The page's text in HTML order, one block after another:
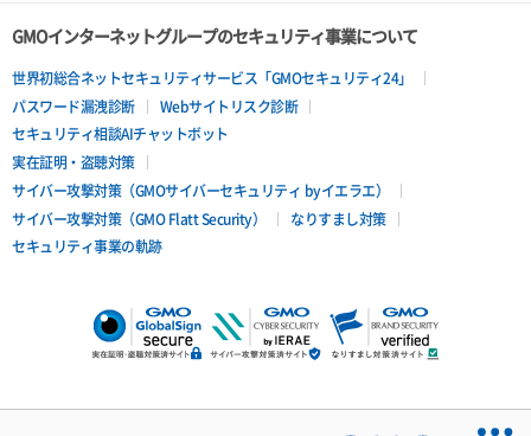
GMOインターネットグループのセキュリティ事業について
世界初総合ネットセキュリティサービス「GMOセキュリティ24」
パスワード漏洩診断
Webサイトリスク診断
セキュリティ相談AIチャットボット
実在証明・盗聴対策
サイバー攻撃対策（GMOサイバーセキュリティ byイエラエ）
サイバー攻撃対策（GMO Flatt Security）
なりすまし対策
セキュリティ事業の軌跡